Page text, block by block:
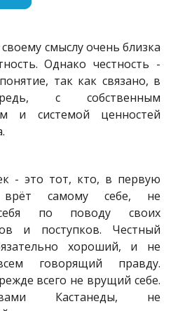
смыслу очень близка
Однако честность -
так как связано, в
с собственным
и системой ценностей
- это тот, кто, в первую
самому себе, не
по поводу своих
и поступков. Честный
хороший, и не
говорящий правду.
всего не врущий себе.
Кастанеды, не